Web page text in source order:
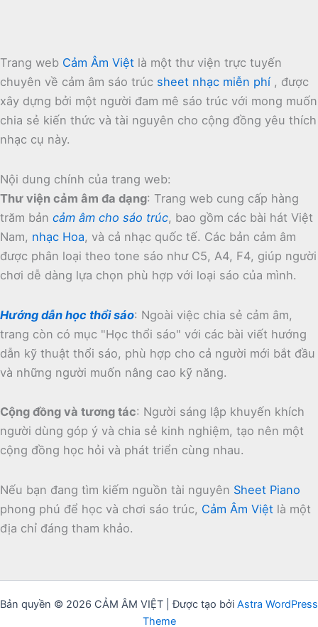
Trang web Cảm Âm Việt là một thư viện trực tuyến
chuyên về cảm âm sáo trúc sheet nhạc miễn phí , được
xây dựng bởi một người đam mê sáo trúc với mong muốn
chia sẻ kiến thức và tài nguyên cho cộng đồng yêu thích
nhạc cụ này.
Nội dung chính của trang web:
Thư viện cảm âm đa dạng: Trang web cung cấp hàng
trăm bản cảm âm cho sáo trúc, bao gồm các bài hát Việt
Nam, nhạc Hoa, và cả nhạc quốc tế. Các bản cảm âm
được phân loại theo tone sáo như C5, A4, F4, giúp người
chơi dễ dàng lựa chọn phù hợp với loại sáo của mình.
Hướng dẫn học thổi sáo: Ngoài việc chia sẻ cảm âm,
trang còn có mục "Học thổi sáo" với các bài viết hướng
dẫn kỹ thuật thổi sáo, phù hợp cho cả người mới bắt đầu
và những người muốn nâng cao kỹ năng.
Cộng đồng và tương tác: Người sáng lập khuyến khích
người dùng góp ý và chia sẻ kinh nghiệm, tạo nên một
cộng đồng học hỏi và phát triển cùng nhau.
Nếu bạn đang tìm kiếm nguồn tài nguyên Sheet Piano
phong phú để học và chơi sáo trúc, Cảm Âm Việt là một
địa chỉ đáng tham khảo.
Bản quyền © 2026 CẢM ÂM VIỆT | Được tạo bởi Astra WordPress
Theme